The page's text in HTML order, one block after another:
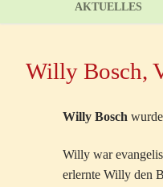
AKTUELLES
Willy Bosch,
Willy Bosch
Willy war
erlernte Willy den